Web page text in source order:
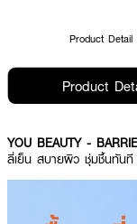
Product Detail
Product
YOU BEAUTY -
ลี่เย็น สบายผิว ชุ่มชื้นทัน